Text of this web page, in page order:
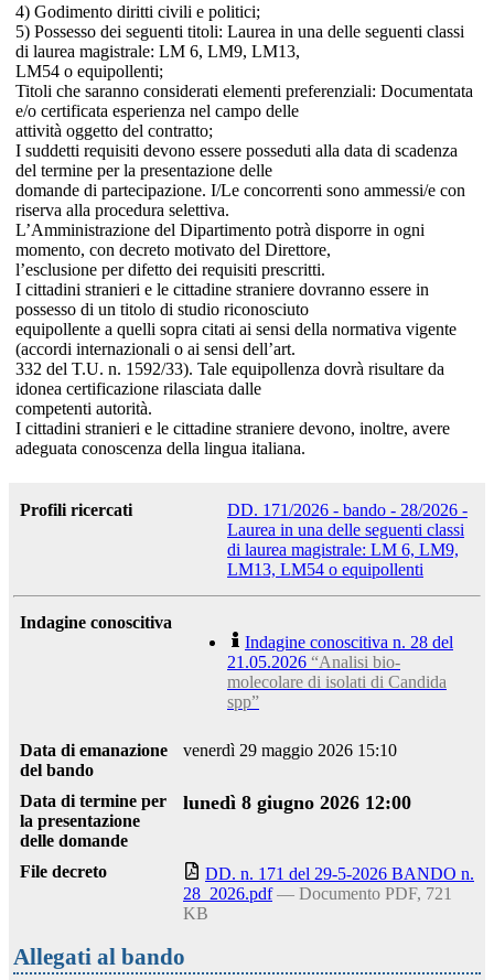
4) Godimento diritti civili e politici;
5) Possesso dei seguenti titoli: Laurea in una delle seguenti classi
di laurea magistrale: LM 6, LM9, LM13,
LM54 o equipollenti;
Titoli che saranno considerati elementi preferenziali: Documentata
e/o certificata esperienza nel campo delle
attività oggetto del contratto;
I suddetti requisiti devono essere posseduti alla data di scadenza
del termine per la presentazione delle
domande di partecipazione. I/Le concorrenti sono ammessi/e con
riserva alla procedura selettiva.
L’Amministrazione del Dipartimento potrà disporre in ogni
momento, con decreto motivato del Direttore,
l’esclusione per difetto dei requisiti prescritti.
I cittadini stranieri e le cittadine straniere dovranno essere in
possesso di un titolo di studio riconosciuto
equipollente a quelli sopra citati ai sensi della normativa vigente
(accordi internazionali o ai sensi dell’art.
332 del T.U. n. 1592/33). Tale equipollenza dovrà risultare da
idonea certificazione rilasciata dalle
competenti autorità.
I cittadini stranieri e le cittadine straniere devono, inoltre, avere
adeguata conoscenza della lingua italiana.
Profili ricercati
DD. 171/2026 - bando - 28/2026 -
Laurea in una delle seguenti classi
di laurea magistrale: LM 6, LM9,
LM13, LM54 o equipollenti
Indagine conoscitiva
Indagine conoscitiva n. 28 del
21.05.2026 “Analisi bio‐
molecolare di isolati di Candida
spp”
Data di emanazione
del bando
venerdì 29 maggio 2026 15:10
Data di termine per
la presentazione
delle domande
lunedì 8 giugno 2026 12:00
File decreto
DD. n. 171 del 29-5-2026 BANDO n.
28_2026.pdf — Documento PDF, 721
KB
Allegati al bando